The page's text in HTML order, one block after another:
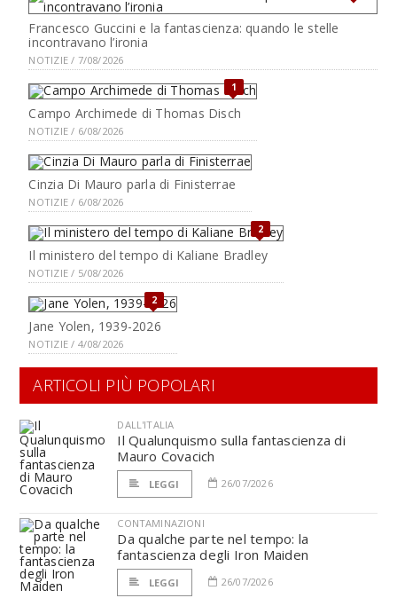
Francesco Guccini e la fantascienza: quando le stelle
incontravano l’ironia
NOTIZIE / 7/08/2026
1
Campo Archimede di Thomas Disch
NOTIZIE / 6/08/2026
Cinzia Di Mauro parla di Finisterrae
NOTIZIE / 6/08/2026
2
Il ministero del tempo di Kaliane Bradley
NOTIZIE / 5/08/2026
2
Jane Yolen, 1939-2026
NOTIZIE / 4/08/2026
ARTICOLI PIÙ POPOLARI
DALL'ITALIA
Il Qualunquismo sulla fantascienza di
Mauro Covacich
LEGGI 26/07/2026
CONTAMINAZIONI
Da qualche parte nel tempo: la
fantascienza degli Iron Maiden
LEGGI 26/07/2026